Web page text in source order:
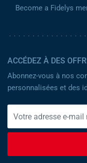
Become a Fidelys
ACCÉDEZ À DES
Abonnez-vous à nos
personnalisées et des